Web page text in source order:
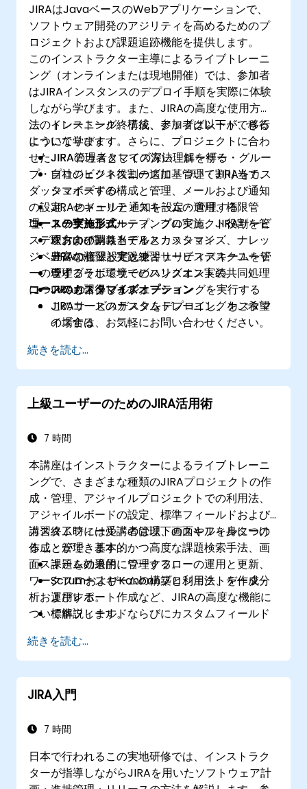
JIRAはJavaベースのWebアプリケーションで、
ソフトウェア開発のアジリティを高めるためのプ
ロジェクトおよび課題追跡機能を提供します。
このインストラクター主導によるライブトレーニ
ング（オンラインまたは現地開催）では、参加者
はJIRAインスタンスのデプロイ手順を実際に体験
しながら学びます。また、JIRAの高度な使用方
法、インストール、構成、アップグレード、移行
について学びます。さらに、プロジェクトに合わ
せたJIRAのカスタマイズ方法、ユーザー・グルー
プ・プロジェクト役割の追加・管理・割り当て、
ダッシュボードの構成と管理、メールおよび通知
の設定、セキュリティスキームの適用、権限管
理、トラブルシューティングの実施、JIRAサービ
スデスクのインストールとカスタマイズ、ナレッ
ジベースのセットアップ、サービスデスクユーザ
ーの管理、そしてサービスリクエストの共同処理
についても習得します。
このトレーニング終了後、参加者は以下ができる
ようになります：
JIRA管理者としての深い理解を得る
自社のビジネスニーズに基づいてJIRAをカス
タマイズする
JIRAのメールと通知を設定・管理する
ユーザー、グループ、プロジェクト役割を管
理および割り当てる
JIRAの権限設定とセキュリティスキームを管
理する
JIRAのトラブルシューティングを実行する
JIRAサービスデスクをデプロイし、カスタマ
イズする
コースの実施形式
双方向の講義とディスカッション
豊富な演習と実践練習
ライブラボ環境でのハンズオン実装
コースのカスタマイズオプション
このコースのカスタムトレーニングをご希望
の場合は、お気軽にお問い合わせください。
続きを読む...
上級ユーザーのためのJIRA活用術
7 時間
本講座はインストラクターによるライブトレーニ
ングで、さまざまな種類のJIRAプロジェクトの作
成・管理、アジャイルプロジェクトでの利用法、
アジャイルボードの設定、標準フィールドおよび
カスタムフィールドの管理、画面やフィルターの
作成・管理、基本的かつ高度な課題検索手法、画
面スキームの適用、ワークフローの運用と更新、
ワークフロースキームの構築と利用法、データ分
析およびレポート作成など、JIRAの高度な機能に
ついて解説します。
講習終了時には受講者は以下のスキルを身につけ
ることができます：
課題を効果的に管理する。
ScrumおよびKanbanプロジェクトを作成・
運用する。
標準フィールドならびにカスタムフィールド
ビジネスプロセスやワークフローおよびワー
クフロースキームの仕組みを理解し、適切に
運用する。
基本的な検索から高度な分析まで実行でき
レポートの作成および内容確認が可能とな
続きを読む...
JIRA入門
7 時間
日本で行われるこの実地研修では、インストラク
ターが指導しながらJIRAを用いたソフトウェア計